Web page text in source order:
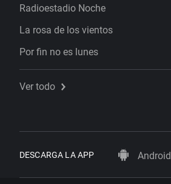
Radioestadio Noche
La rosa de los vientos
Por fin no es lunes
Ver todo
DESCARGA LA APP Android